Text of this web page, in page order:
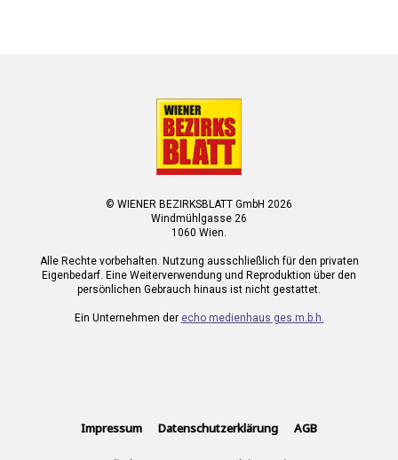
© WIENER BEZIRKSBLATT GmbH 2026
Windmühlgasse 26
1060 Wien.
Alle Rechte vorbehalten. Nutzung ausschließlich für den privaten
Eigenbedarf. Eine Weiterverwendung und Reproduktion über den
persönlichen Gebrauch hinaus ist nicht gestattet.
Ein Unternehmen der echo medienhaus ges.m.b.h.
Impressum Datenschutzerklärung AGB